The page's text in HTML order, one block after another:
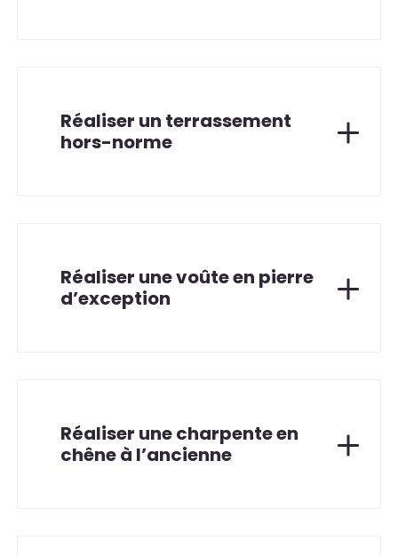
Réaliser un terrassement
hors-norme
Réaliser une voûte en pierre
d’exception
Réaliser une charpente en
chêne à l’ancienne